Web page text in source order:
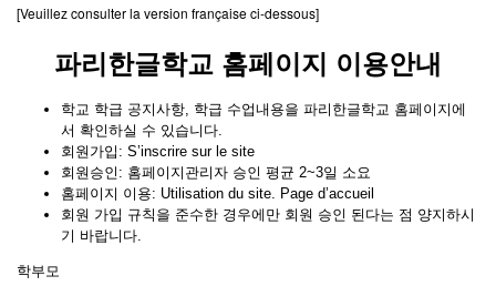
[Veuillez consulter la version française ci-dessous]
파리한글학교 홈페이지 이용안내
학교 학급 공지사항, 학급 수업내용을 파리한글학교 홈페이지에
서 확인하실 수 있습니다.
회원가입: S’inscrire sur le site
회원승인: 홈페이지관리자 승인 평균 2~3일 소요
홈페이지 이용: Utilisation du site. Page d’accueil
회원 가입 규칙을 준수한 경우에만 회원 승인 된다는 점 양지하시
기 바랍니다.
학부모